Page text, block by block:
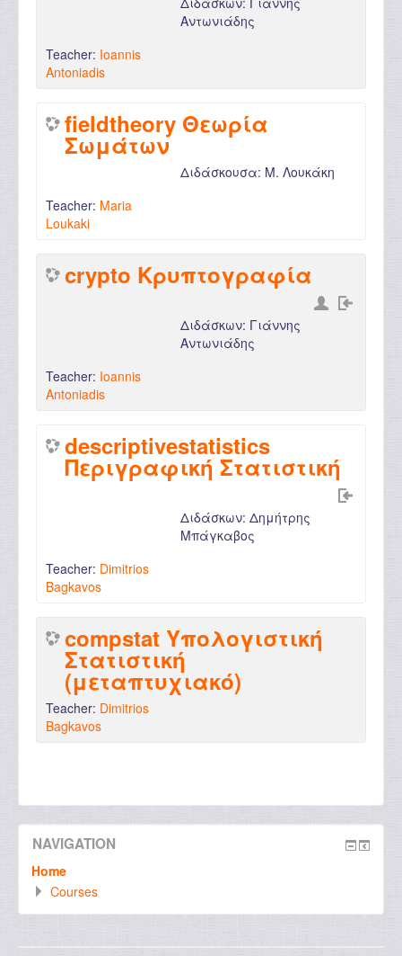
Αντωνιάδης
Teacher: Ioannis
Antoniadis
fieldtheory Θεωρία
Σωμάτων
Διδάσκουσα: Μ. Λουκάκη
Teacher: Maria
Loukaki
crypto Κρυπτογραφία
Διδάσκων: Γιάννης
Αντωνιάδης
Teacher: Ioannis
Antoniadis
descriptivestatistics
Περιγραφική Στατιστική
Διδάσκων: Δημήτρης
Μπάγκαβος
Teacher: Dimitrios
Bagkavos
compstat Υπολογιστική
Στατιστική
(μεταπτυχιακό)
Teacher: Dimitrios
Bagkavos
NAVIGATION
Home
Courses